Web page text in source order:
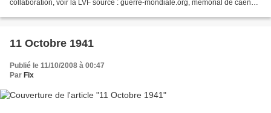
collaboration, voir la LVF source : guerre-mondiale.org, mémorial de caen
11 Octobre 1941
Publié le 11/10/2008 à 00:47
Par Fix